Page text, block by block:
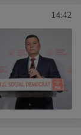
14:42